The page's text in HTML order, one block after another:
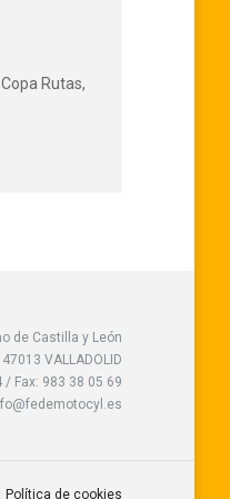
Rutas,
de Castilla y León
VALLADOLID
Fax: 983 38 05 69
Política de cookies